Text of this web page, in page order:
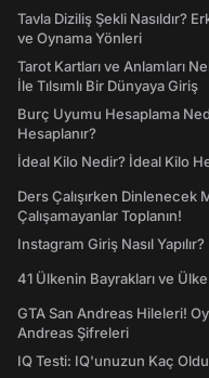
Tavla Diziliş Şekli Nasıldır?
ve Oynama Yönleri
Tarot Kartları ve Anlamları
İle Tılsımlı Bir Dünyaya Giriş
Burç Uyumu Hesaplama
Hesaplanır?
İdeal Kilo Nedir? İdeal Kilo
Ders Çalışırken
Çalışamayanlar Toplanın!
Instagram Giriş Nasıl
41 Ülkenin Bayrakları ve Ülke
GTA San Andreas Hileleri!
Andreas Şifreleri
IQ Testi: IQ'unuzun Kaç